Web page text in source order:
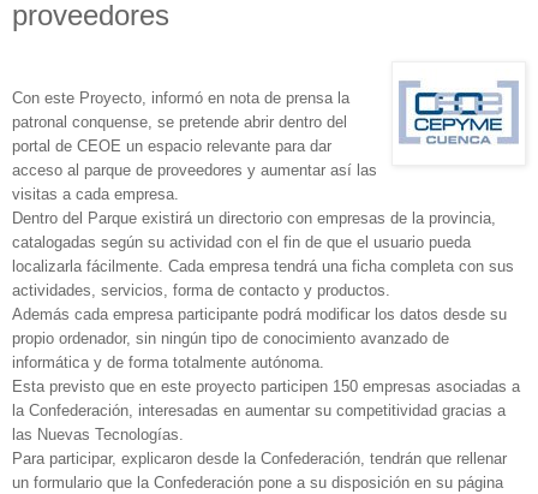
proveedores
Con este Proyecto, informó en nota de prensa la
patronal conquense, se pretende abrir dentro del
portal de CEOE un espacio relevante para dar
acceso al parque de proveedores y aumentar así las
visitas a cada empresa.
Dentro del Parque existirá un directorio con empresas de la provincia,
catalogadas según su actividad con el fin de que el usuario pueda
localizarla fácilmente. Cada empresa tendrá una ficha completa con sus
actividades, servicios, forma de contacto y productos.
Además cada empresa participante podrá modificar los datos desde su
propio ordenador, sin ningún tipo de conocimiento avanzado de
informática y de forma totalmente autónoma.
Esta previsto que en este proyecto participen 150 empresas asociadas a
la Confederación, interesadas en aumentar su competitividad gracias a
las Nuevas Tecnologías.
Para participar, explicaron desde la Confederación, tendrán que rellenar
un formulario que la Confederación pone a su disposición en su página